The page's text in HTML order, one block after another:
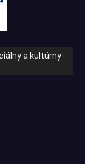
a kultúrny